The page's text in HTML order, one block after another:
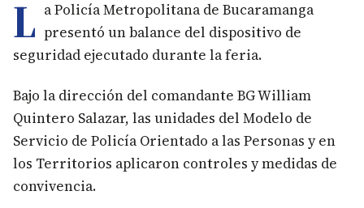
L a Policía Metropolitana de Bucaramanga
presentó un balance del dispositivo de
seguridad ejecutado durante la feria.
Bajo la dirección del comandante BG William
Quintero Salazar, las unidades del Modelo de
Servicio de Policía Orientado a las Personas y en
los Territorios aplicaron controles y medidas de
convivencia.